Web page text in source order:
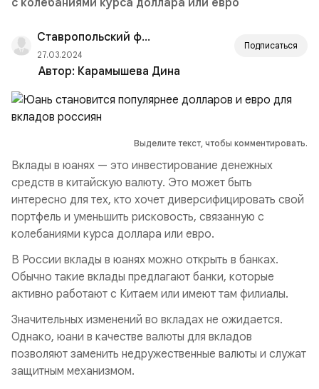
с колебаниями курса доллара или евро
Ставропольский филиал РАНХиГС
27.03.2024
Подписаться
Автор: Карамышева Дина
Выделите текст, чтобы комментировать.
Вклады в юанях — это инвестирование денежных
средств в китайскую валюту. Это может быть
интересно для тех, кто хочет диверсифицировать свой
портфель и уменьшить рисковость, связанную с
колебаниями курса доллара или евро.
В России вклады в юанях можно открыть в банках.
Обычно такие вклады предлагают банки, которые
активно работают с Китаем или имеют там филиалы.
Значительных изменений во вкладах не ожидается.
Однако, юани в качестве валюты для вкладов
позволяют заменить недружественные валюты и служат
защитным механизмом.